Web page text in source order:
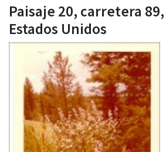
Paisaje 20, carretera
Estados Unidos